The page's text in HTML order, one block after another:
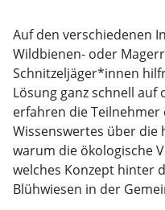
Auf den verschiedenen
Wildbienen- oder
Schnitzeljäger*innen
Lösung ganz schnell auf
erfahren die
Wissenswertes über die
warum die ökologische
welches Konzept hinter
Blühwiesen in der